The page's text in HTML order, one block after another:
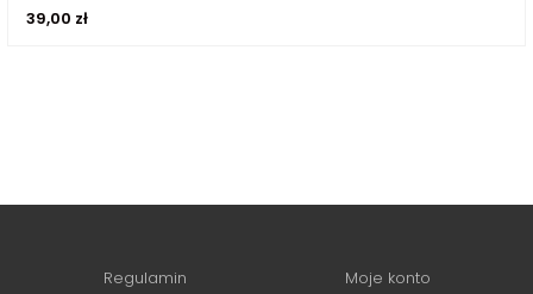
39,00 zł
Regulamin
Moje konto